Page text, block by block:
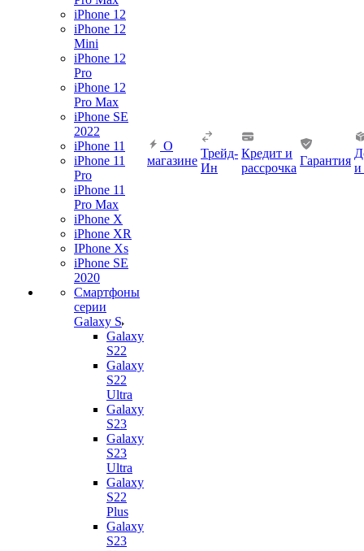
iPhone 12
iPhone 12
Mini
iPhone 12
Pro
iPhone 12
Pro Max
iPhone SE
2022
iPhone 11
iPhone 11
Pro
iPhone 11
Pro Max
iPhone X
iPhone XR
IPhone Xs
iPhone SE
2020
Смартфоны
серии
Galaxy S
Galaxy
S22
Galaxy
S22
Ultra
Galaxy
S23
Galaxy
S23
Ultra
Galaxy
S22
Plus
Galaxy
S23
О
магазине
Трейд-
Ин
Кредит и
рассрочка
Гарантия
и